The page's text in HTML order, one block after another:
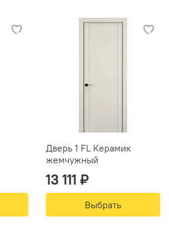
Дверь 1 FL Керамик
жемчужный
13 111 ₽
Выбрать